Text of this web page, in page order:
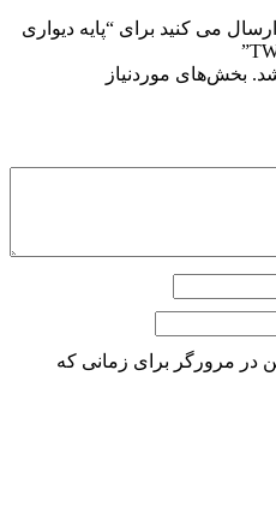
می کنید برای “پایه دیواری
بخش‌های موردنیاز
در مرورگر برای زمانی که